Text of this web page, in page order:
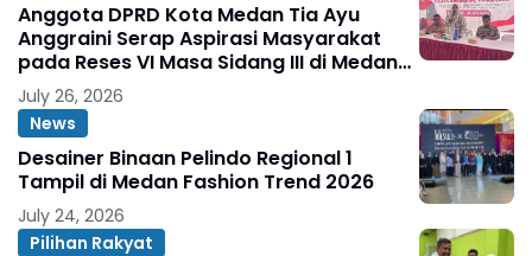
Anggota DPRD Kota Medan Tia Ayu
Anggraini Serap Aspirasi Masyarakat
pada Reses VI Masa Sidang III di Medan
Marelan
July 26, 2026
News
Desainer Binaan Pelindo Regional 1
Tampil di Medan Fashion Trend 2026
July 24, 2026
Pilihan Rakyat